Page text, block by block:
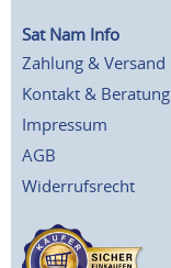
Sat Nam Info
Zahlung & Versand
Kontakt & Beratung
Impressum
AGB
Widerrufsrecht